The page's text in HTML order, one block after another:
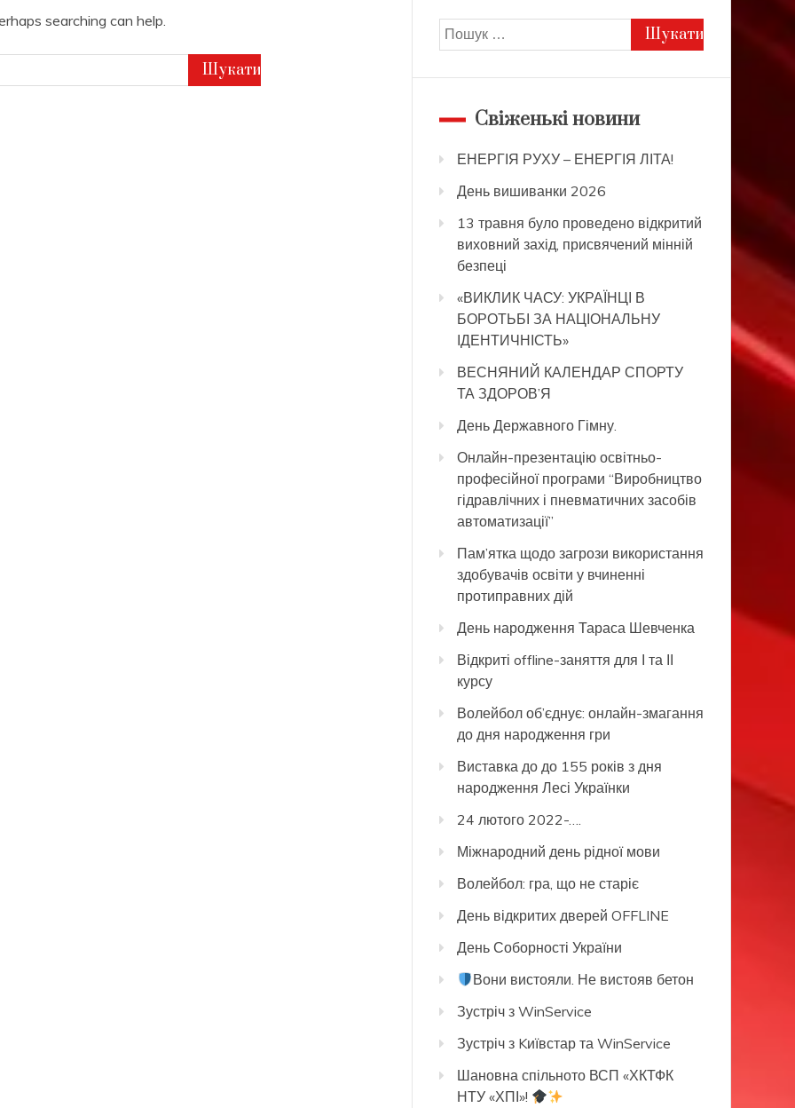
searching can help. Пошук:
Свіженькі новини
ЕНЕРГІЯ РУХУ – ЕНЕРГІЯ ЛІТА!
День вишиванки 2026
13 травня було проведено відкритий
виховний захід, присвячений мінній
безпеці
«ВИКЛИК ЧАСУ: УКРАЇНЦІ В
БОРОТЬБІ ЗА НАЦІОНАЛЬНУ
ІДЕНТИЧНІСТЬ»
ВЕСНЯНИЙ КАЛЕНДАР СПОРТУ
ТА ЗДОРОВ’Я
День Державного Гімну.
Онлайн-презентацію освітньо-
професійної програми “Виробництво
гідравлічних і пневматичних засобів
автоматизації”
Пам’ятка щодо загрози використання
здобувачів освіти у вчиненні
протиправних дій
День народження Тараса Шевченка
Відкриті offline-заняття для І та ІІ
курсу
Волейбол об’єднує: онлайн-змагання
до дня народження гри
Виставка до до 155 років з дня
народження Лесі Українки
24 лютого 2022-….
Міжнародний день рідної мови
Волейбол: гра, що не старіє
День відкритих дверей OFFLINE
День Соборності України
Вони вистояли. Не вистояв бетон
Зустріч з WinService
Зустріч з Kиївстар та WinService
Шановна спільното ВСП «ХКТФК
НТУ «ХПІ»!